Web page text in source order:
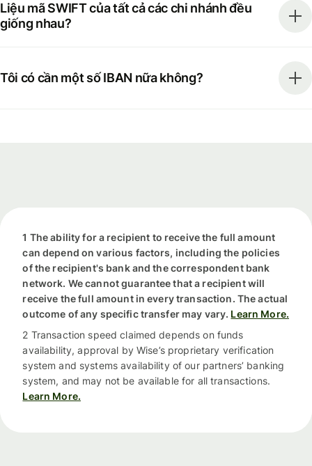
Liệu mã SWIFT của tất cả các chi nhánh đều
giống nhau?
Tôi có cần một số IBAN nữa không?
1 The ability for a recipient to receive the full amount
can depend on various factors, including the policies
of the recipient's bank and the correspondent bank
network. We cannot guarantee that a recipient will
receive the full amount in every transaction. The actual
outcome of any specific transfer may vary. Learn More.
2 Transaction speed claimed depends on funds
availability, approval by Wise’s proprietary verification
system and systems availability of our partners’ banking
system, and may not be available for all transactions.
Learn More.